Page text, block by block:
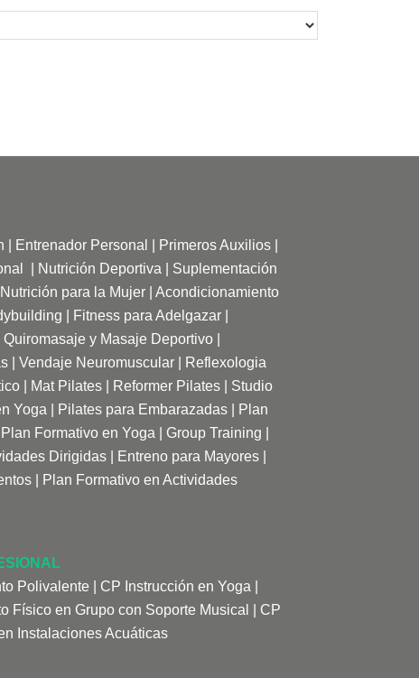
Entrenador Personal Primeros Auxilios
Nutrición Deportiva
Suplementación
para la Mujer |Acondicionamiento
Fitness para Adelgazar
|Quiromasaje y Masaje Deportivo |
|Vendaje Neuromuscular
Reflexologia
Mat Pilates Reformer Pilates
Studio
Yoga Pilates para Embarazadas
Plan
Plan Formativo en Yoga Group Training
Dirigidas Entreno para Mayores
Plan Formativo en Actividades
Polivalente
CP Instrucción en Yoga
Físico en Grupo con Soporte Musical
CP
Instalaciones Acuáticas